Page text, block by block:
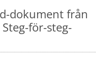
dokument från
för-steg-